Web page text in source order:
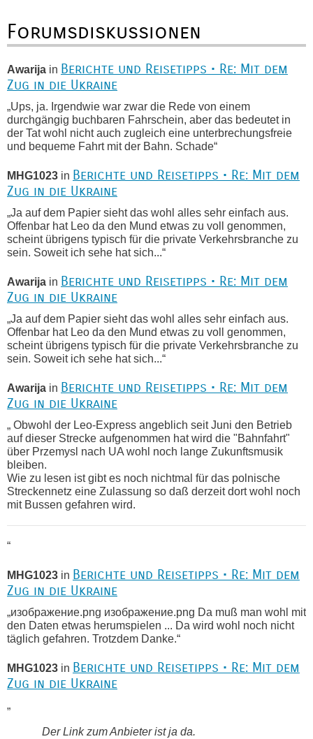
Forumsdiskussionen
Awarija in Berichte und Reisetipps • Re: Mit dem
Zug in die Ukraine
„Ups, ja. Irgendwie war zwar die Rede von einem
durchgängig buchbaren Fahrschein, aber das bedeutet in
der Tat wohl nicht auch zugleich eine unterbrechungsfreie
und bequeme Fahrt mit der Bahn. Schade“
MHG1023 in Berichte und Reisetipps • Re: Mit dem
Zug in die Ukraine
„Ja auf dem Papier sieht das wohl alles sehr einfach aus.
Offenbar hat Leo da den Mund etwas zu voll genommen,
scheint übrigens typisch für die private Verkehrsbranche zu
sein. Soweit ich sehe hat sich...“
Awarija in Berichte und Reisetipps • Re: Mit dem
Zug in die Ukraine
„Ja auf dem Papier sieht das wohl alles sehr einfach aus.
Offenbar hat Leo da den Mund etwas zu voll genommen,
scheint übrigens typisch für die private Verkehrsbranche zu
sein. Soweit ich sehe hat sich...“
Awarija in Berichte und Reisetipps • Re: Mit dem
Zug in die Ukraine
„ Obwohl der Leo-Express angeblich seit Juni den Betrieb
auf dieser Strecke aufgenommen hat wird die "Bahnfahrt"
über Przemysl nach UA wohl noch lange Zukunftsmusik
bleiben.
Wie zu lesen ist gibt es noch nichtmal für das polnische
Streckennetz eine Zulassung so daß derzeit dort wohl noch
mit Bussen gefahren wird.
“
MHG1023 in Berichte und Reisetipps • Re: Mit dem
Zug in die Ukraine
„изображение.png изображение.png Da muß man wohl mit
den Daten etwas herumspielen ... Da wird wohl noch nicht
täglich gefahren. Trotzdem Danke.“
MHG1023 in Berichte und Reisetipps • Re: Mit dem
Zug in die Ukraine
„
Der Link zum Anbieter ist ja da.